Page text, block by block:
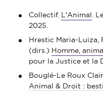
Collectif. L'Animal.
2025.
Hrestic Maria-Luiza,
(dirs.) Homme,
pour la Justice et la
Bouglé-Le Roux
Animal & Droit :